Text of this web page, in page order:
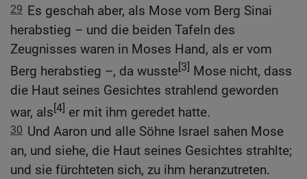
29 Es geschah aber, als Mose vom Berg Sinai
herabstieg – und die beiden Tafeln des
Zeugnisses waren in Moses Hand, als er vom
Berg herabstieg –, da wusste[3] Mose nicht, dass
die Haut seines Gesichtes strahlend geworden
war, als[4] er mit ihm geredet hatte.
30 Und Aaron und alle Söhne Israel sahen Mose
an, und siehe, die Haut seines Gesichtes strahlte;
und sie fürchteten sich, zu ihm heranzutreten.